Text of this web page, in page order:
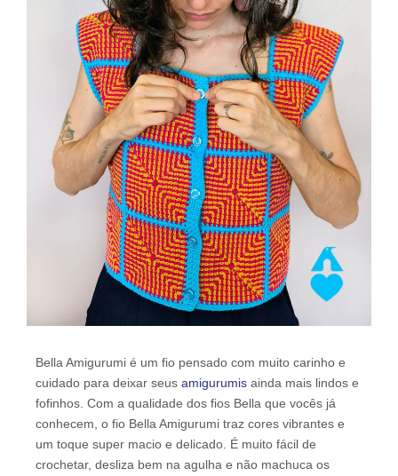
Bella Amigurumi é um fio pensado com muito carinho e
cuidado para deixar seus amigurumis ainda mais lindos e
fofinhos. Com a qualidade dos fios Bella que vocês já
conhecem, o fio Bella Amigurumi traz cores vibrantes e
um toque super macio e delicado. É muito fácil de
crochetar, desliza bem na agulha e não machuca os